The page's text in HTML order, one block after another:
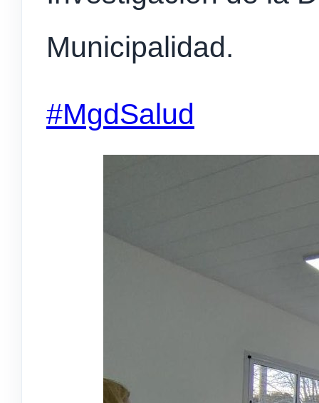
Municipalidad.
#MgdSalud